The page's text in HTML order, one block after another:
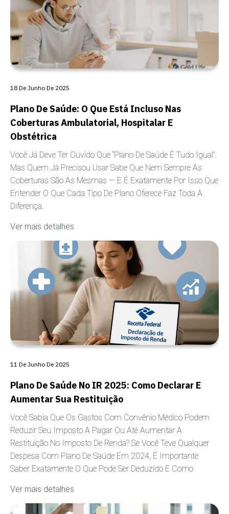
Plano De Saúde: O Que Está Incluso Nas
Coberturas Ambulatorial, Hospitalar E
Obstétrica
Você Já Deve Ter Ouvido Que “plano De Saúde É Tudo Igual”.
Mas Quem Já Precisou Usar Sabe Que Nem Sempre As
Coberturas São As Mesmas — E É Exatamente Por Isso Que
Entender O Que Cada Tipo De Plano Oferece Faz Toda A
Diferença.
Ver mais detalhes
18 De Junho De 2025
Plano De Saúde No IR 2025: Como Declarar E
Aumentar Sua Restituição
Você Sabia Que Os Gastos Com Convênio Médico Podem
Reduzir Seu Imposto A Pagar Ou Até Aumentar A
Restituição No Imposto De Renda? Se Você Teve Qualquer
Despesa Com Plano De Saúde Em 2024, É Importante
Saber Exatamente O Que Pode Ser Deduzido E Como
Ver mais detalhes
11 De Junho De 2025